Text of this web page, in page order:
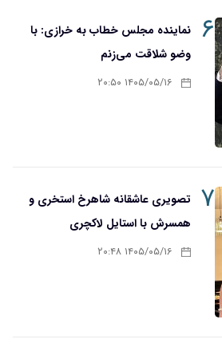
۶
نماینده مجلس خطاب به خرازی: با
وضو شلاقت می‌زنم
۱۴۰۵/۰۵/۱۶ ۲۰:۵۰
۷
تصویری عاشقانه شاهرخ استخری و
همسرش با استایل لاکچری
۱۴۰۵/۰۵/۱۶ ۲۰:۴۸